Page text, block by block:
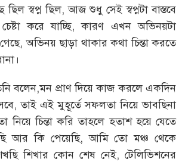
স্বপ্ন ছিল, আজ শুধু সেই স্বপ্নটা বাস্তবে
করে যাচ্ছি, কারণ এখন অভিনয়টা
অভিনয় ছাড়া থাকার কথা চিন্তা করতে
বলেন,মন প্রাণ দিয়ে কাজ করলে একদিন
তাই এই মুহূর্তে সফলতা নিয়ে ভাবছিনা
চিন্তা করি তাহলে হতাশ হয়ে যেতে
আর কি পেয়েছি, আমি তো মঞ্চ থেকে
শিখার কোন শেষ নেই, টেলিভিশনের